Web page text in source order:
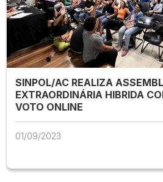
SINPOL/AC REALIZA
EXTRAORDINÁRIA HIBRIDA
VOTO ONLINE
01/09/2023